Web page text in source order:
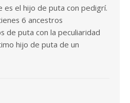
es el hijo de puta con pedigrí.
6 ancestros
de puta con la peculiaridad
hijo de puta de un